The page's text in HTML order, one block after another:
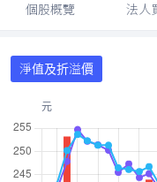
個股概覽 法人
淨值及折溢價